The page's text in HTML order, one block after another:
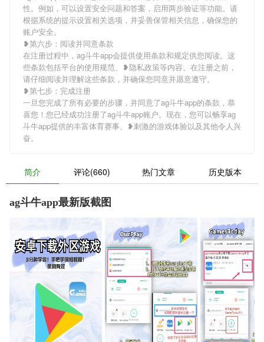
性。例如，可以设置安全问题和答案，启用两步验证等功能。请
根据系统的提示设置相关选项，并妥善保管相关信息，确保您的
账户安全。
❥第六步：阅读并同意条款
在注册过程中，ag斗牛app会提供使用条款和规定供您阅读。这
些条款包括平台的使用规范、❥隐私政策等内容。在注册之前，
请仔细阅读并理解这些条款，并确保您同意并愿意遵守。
❥第七步：完成注册
一旦您完成了所有必要的步骤，并同意了ag斗牛app的条款，恭
喜您！您已经成功注册了ag斗牛app账户。现在，您可以畅享ag
斗牛app提供的丰富体育赛事、❥刺激的游戏体验以及其他令人兴
奋。
简介 评论(660) 热门文章 历史版本
ag斗牛app最新版截图